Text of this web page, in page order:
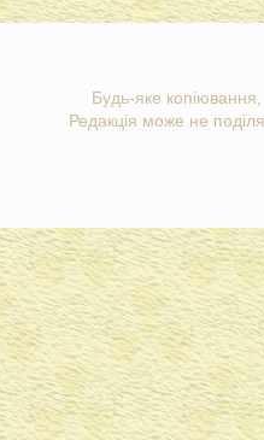
Будь-яке копіювання,
Редакція може не